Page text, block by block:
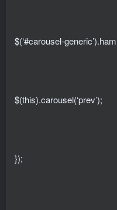
$(‘#carousel-
$(this).carousel(‘prev’);
});